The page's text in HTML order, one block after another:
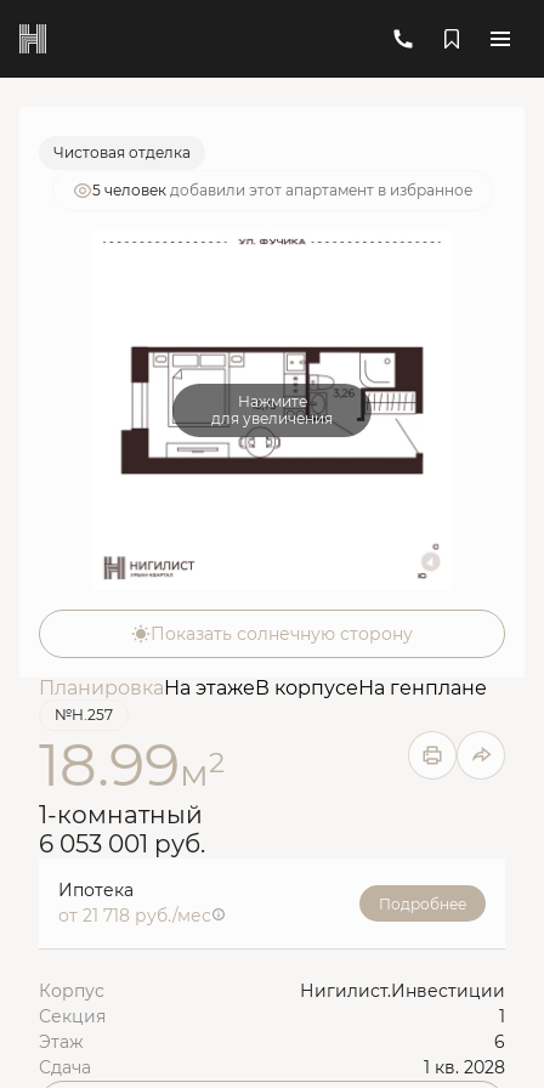
1-комнатный 6 053 001 руб.
Ипотека
Чистовая отделка
5 человек добавили этот апартамент в избранное
Нажмите
для увеличения
Показать солнечную сторону
ПланировкаНа этажеВ корпусеНа генплане
№Н.257
18.99м2
1-комнатный
6 053 001 руб.
Ипотека
от 21 718 руб./мес
Подробнее
Корпус
Нигилист.Инвестиции
Секция
1
Этаж
6
Сдача
1 кв. 2028